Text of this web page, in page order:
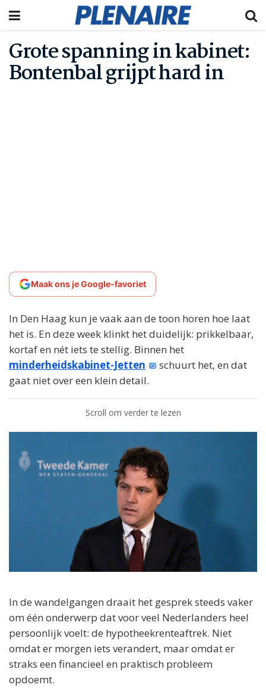
Grote spanning in kabinet:
Bontenbal grijpt hard in
Maak ons je Google-favoriet
In Den Haag kun je vaak aan de toon horen hoe laat
het is. En deze week klinkt het duidelijk: prikkelbaar,
kortaf en nét iets te stellig. Binnen het
minderheidskabinet-Jetten
schuurt het, en dat
gaat niet over een klein detail.
Scroll om verder te lezen
In de wandelgangen draait het gesprek steeds vaker
om één onderwerp dat voor veel Nederlanders heel
persoonlijk voelt: de hypotheekrenteaftrek. Niet
omdat er morgen iets verandert, maar omdat er
straks een financieel en praktisch probleem
opdoemt.